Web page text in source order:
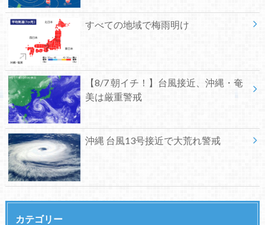
すべての地域で梅雨明け
【8/7 朝イチ！】台風接近、沖縄・奄
美は厳重警戒
沖縄 台風13号接近で大荒れ警戒
カテゴリー